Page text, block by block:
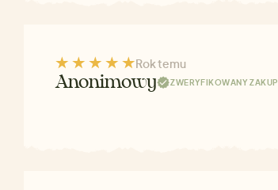
Rok temu
Anonimowy ZWERYFIKOWANY ZAKUP